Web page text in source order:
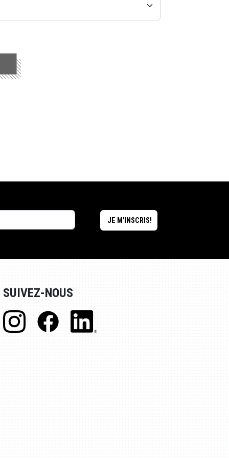
SUIVEZ-NOUS